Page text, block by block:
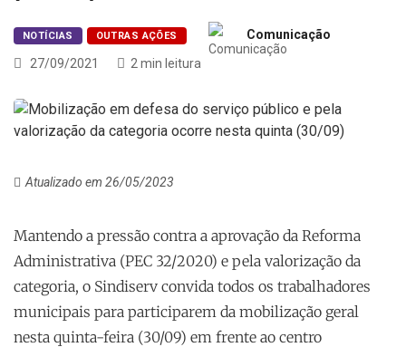
NOTÍCIAS OUTRAS AÇÕES
Comunicação
27/09/2021
2 min leitura
Atualizado em 26/05/2023
Mantendo a pressão contra a aprovação da Reforma
Administrativa (PEC 32/2020) e pela valorização da
categoria, o Sindiserv convida todos os trabalhadores
municipais para participarem da mobilização geral
nesta quinta-feira (30/09) em frente ao centro